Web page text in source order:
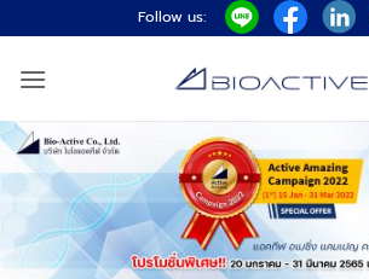
ไป
ยัง
Follow us: